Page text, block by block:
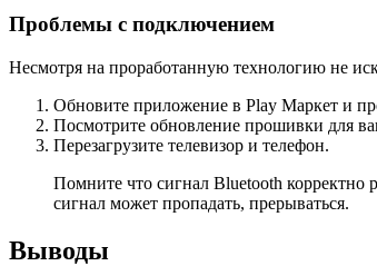
Проблемы с подключением
Несмотря на проработанную технологию не
Обновите приложение в Play Маркет и
Посмотрите обновление прошивки для
Перезагрузите телевизор и телефон.
Помните что сигнал Bluetooth корректно
сигнал может пропадать, прерываться.
Выводы